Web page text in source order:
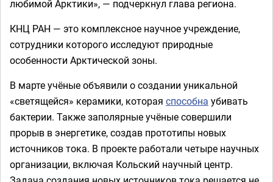
любимой Арктики», — подчеркнул глава региона.
КНЦ РАН — это комплексное научное учреждение,
сотрудники которого исследуют природные
особенности Арктической зоны.
В марте учёные объявили о создании уникальной
«светящейся» керамики, которая способна убивать
бактерии. Также заполярные учёные совершили
прорыв в энергетике, создав прототипы новых
источников тока. В проекте работали четыре научных
организации, включая Кольский научный центр.